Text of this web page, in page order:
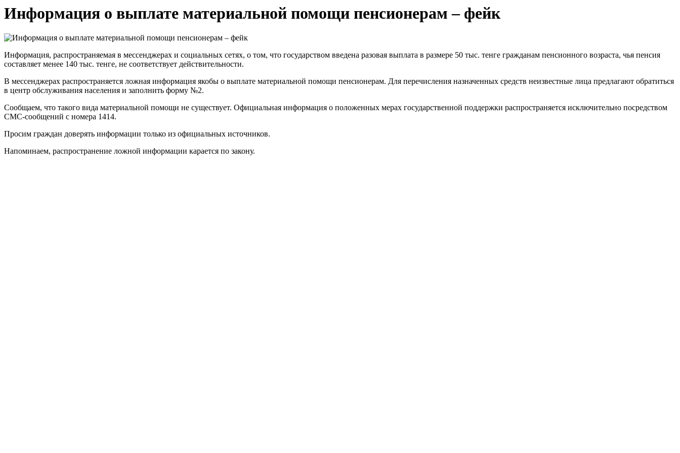
Информация о выплате материальной помощи пенсионерам – фейк
Информация, распространяемая в мессенджерах и социальных сетях, о том, что государством введена разовая выплата в размере 50 тыс. тенге гражданам пенсионного возраста, чья пенсия
составляет менее 140 тыс. тенге, не соответствует действительности.
В мессенджерах распространяется ложная информация якобы о выплате материальной помощи пенсионерам. Для перечисления назначенных средств неизвестные лица предлагают обратиться
в центр обслуживания населения и заполнить форму №2.
Сообщаем, что такого вида материальной помощи не существует. Официальная информация о положенных мерах государственной поддержки распространяется исключительно посредством
СМС-сообщений с номера 1414.
Просим граждан доверять информации только из официальных источников.
Напоминаем, распространение ложной информации карается по закону.